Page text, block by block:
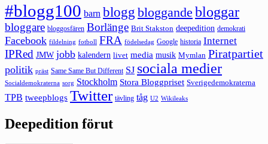
#blogg100 barn blogg bloggande bloggar
bloggare bloggosfären Borlänge Brit Stakston deepedition demokrati
Facebook fildelning fotboll FRA födelsedag Google historia Internet
IPRed JMW jobb kalendern livet media musik Mymlan Piratpartiet
politik präst Same Same But Different SJ sociala medier
Socialdemokraterna sorg Stockholm Stora Bloggpriset Sverigedemokraterna
TPB tweepblogs Twitter tävling tåg U2 Wikileaks
Deepedition förut